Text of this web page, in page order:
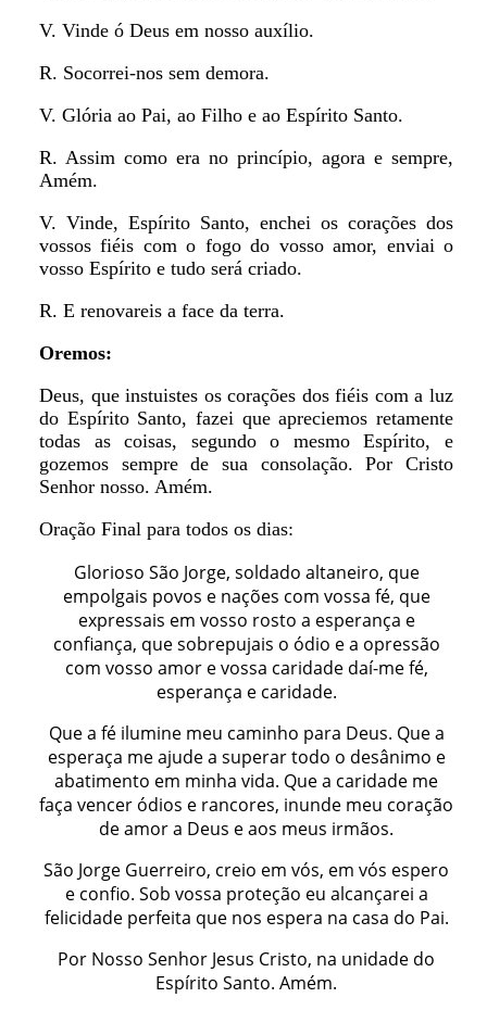
V. Vinde ó Deus em nosso auxílio.
R. Socorrei-nos sem demora.
V. Glória ao Pai, ao Filho e ao Espírito Santo.
R. Assim como era no princípio, agora e sempre,
Amém.
V. Vinde, Espírito Santo, enchei os corações dos
vossos fiéis com o fogo do vosso amor, enviai o
vosso Espírito e tudo será criado.
R. E renovareis a face da terra.
Oremos:
Deus, que instuistes os corações dos fiéis com a luz
do Espírito Santo, fazei que apreciemos retamente
todas as coisas, segundo o mesmo Espírito, e
gozemos sempre de sua consolação. Por Cristo
Senhor nosso. Amém.
Oração Final para todos os dias:
Glorioso São Jorge, soldado altaneiro, que
empolgais povos e nações com vossa fé, que
expressais em vosso rosto a esperança e
confiança, que sobrepujais o ódio e a opressão
com vosso amor e vossa caridade daí-me fé,
esperança e caridade.
Que a fé ilumine meu caminho para Deus. Que a
esperaça me ajude a superar todo o desânimo e
abatimento em minha vida. Que a caridade me
faça vencer ódios e rancores, inunde meu coração
de amor a Deus e aos meus irmãos.
São Jorge Guerreiro, creio em vós, em vós espero
e confio. Sob vossa proteção eu alcançarei a
felicidade perfeita que nos espera na casa do Pai.
Por Nosso Senhor Jesus Cristo, na unidade do
Espírito Santo. Amém.